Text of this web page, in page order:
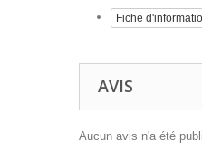
Fiche
AVIS
Aucun avis n'a été